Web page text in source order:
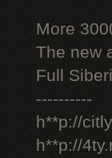
More
The new
Full
----------
h**p://
h**p://